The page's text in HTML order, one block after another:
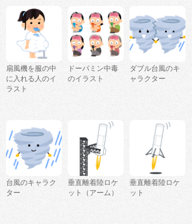
扇風機を服の中
に入れる人のイ
ラスト
ドーパミン中毒
のイラスト
ダブル台風のキ
ャラクター
台風のキャラク
ター
垂直離着陸ロケ
ット（アーム）
垂直離着陸ロケ
ット